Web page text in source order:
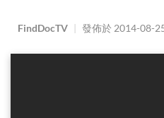
FindDocTV | 發佈於 2014-08-